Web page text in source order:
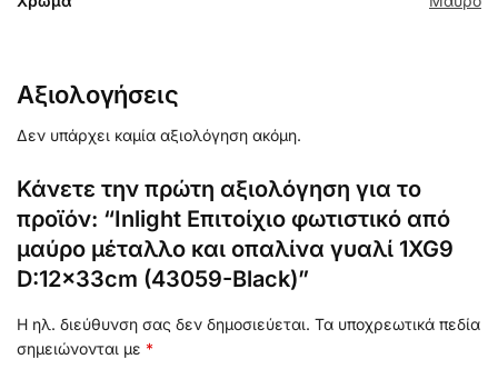
Αξιολογήσεις
Δεν υπάρχει καμία αξιολόγηση ακόμη.
Κάνετε την πρώτη αξιολόγηση για το
προϊόν: “Inlight Eπιτοίχιο φωτιστικό από
μαύρο μέταλλο και οπαλίνα γυαλί 1XG9
D:12x33cm (43059-Black)”
Η ηλ. διεύθυνση σας δεν δημοσιεύεται. Τα υποχρεωτικά πεδία
σημειώνονται με *